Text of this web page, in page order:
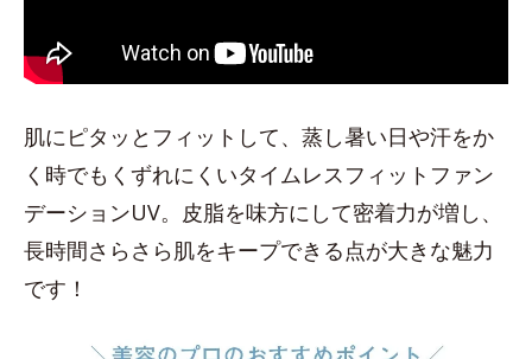
肌にピタッとフィットして、蒸し暑い日や汗をか
く時でもくずれにくいタイムレスフィットファン
デーションUV。皮脂を味方にして密着力が増し、
長時間さらさら肌をキープできる点が大きな魅力
です！